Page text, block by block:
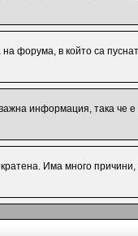
форума, в който са
информация, така че е
Има много